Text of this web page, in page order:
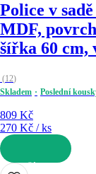
Police v sadě
MDF,
šířka 60 cm,
(12)
Skladem
Poslední
809 Kč
270 Kč / ks
DO KOŠÍKU